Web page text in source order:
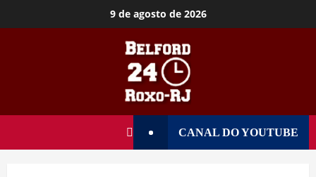
9 de agosto de 2026
CANAL DO YOUTUBE